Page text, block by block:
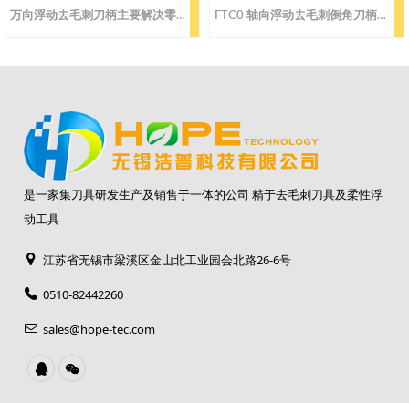
万向浮动去毛刺刀柄主要解决零件边缘不平整轮廓的毛刺、孔口曲面毛刺以及面上产生突起和毛刺去除问题的浮动刀具，它可通过轴向向上移动 8mm和偏摆 5°来补偿工件轮廓偏差。 FTC0 轴向浮动去毛刺倒角刀柄对不规则表面或轮廓进行自适应的切削去毛刺
是一家集刀具研发生产及销售于一体的公司 精于去毛刺刀具及柔性浮
动工具
江苏省无锡市梁溪区金山北工业园会北路26-6号
0510-82442260
sales@hope-tec.com